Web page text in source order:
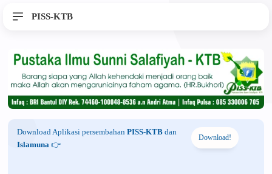
PISS-KTB
Download Aplikasi persembahan PISS-KTB dan
Islamuna 👉
Download!